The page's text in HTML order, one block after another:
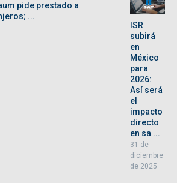
pide prestado a
...
ISR
subirá
en
México
para
2026:
Así será
el
impacto
directo
en sa ...
31 de
diciembre
de 2025